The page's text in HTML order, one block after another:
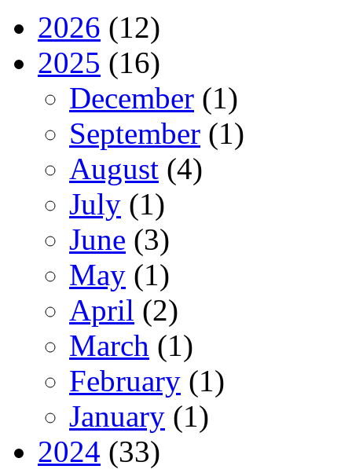
2026 (12)
2025 (16)
December (1)
September (1)
August (4)
July (1)
June (3)
May (1)
April (2)
March (1)
February (1)
January (1)
2024 (33)